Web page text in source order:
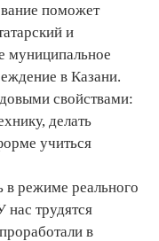
поможет
и
муниципальное
в Казани.
свойствами:
делать
учиться
режиме реального
нас трудятся
в